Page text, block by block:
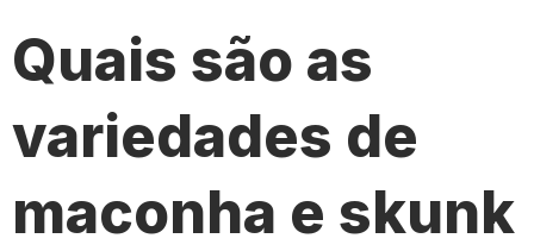
Quais são as
variedades de
maconha e skunk